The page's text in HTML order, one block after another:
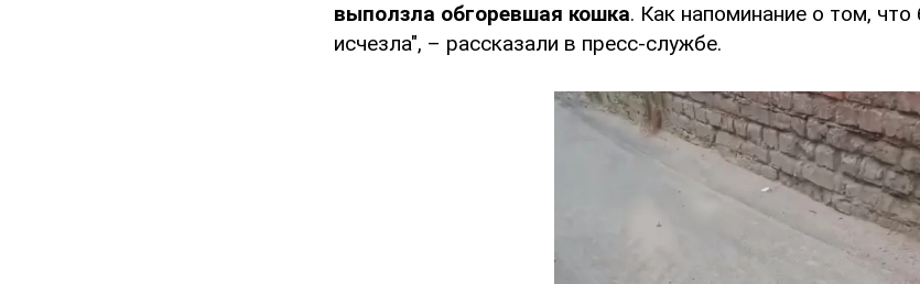
выползла обгоревшая кошка. Как напоминание о том, что
исчезла", – рассказали в пресс-службе.